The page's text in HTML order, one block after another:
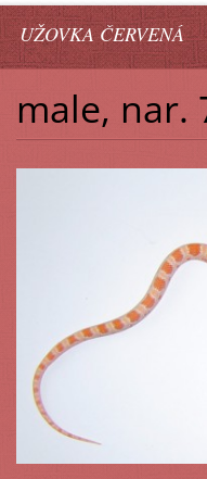
UŽOVKA ČERVENÁ
male, nar.